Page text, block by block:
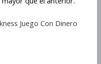
Juego Con Dinero